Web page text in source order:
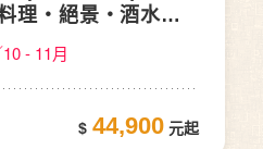
理‧絕景‧酒水暢
- 11月
44,900